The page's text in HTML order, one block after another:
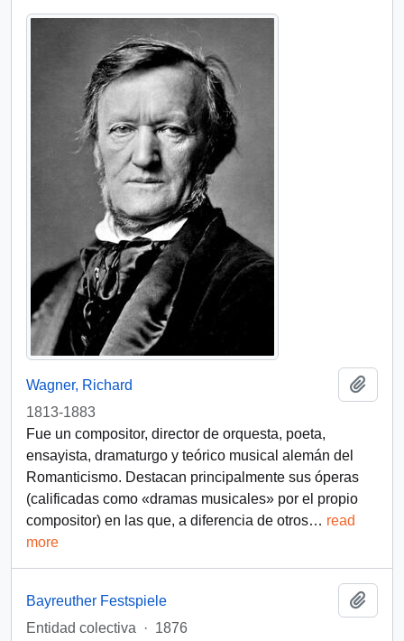
Wagner, Richard
1813-1883
Fue un compositor, director de orquesta, poeta,
ensayista, dramaturgo y teórico musical alemán del
Romanticismo. Destacan principalmente sus óperas
(calificadas como «dramas musicales» por el propio
compositor) en las que, a diferencia de otros… read
more
Bayreuther Festspiele
Entidad colectiva
· 1876